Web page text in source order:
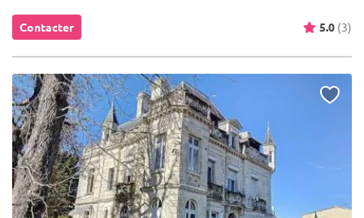
Contacter 5.0 (3)